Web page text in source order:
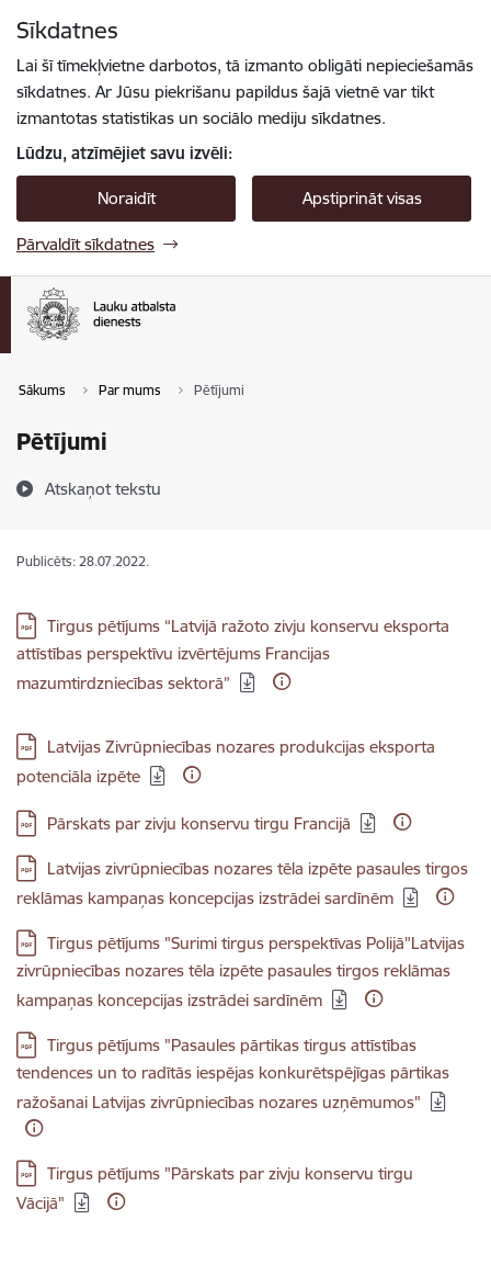
Sīkdatnes
Lai šī tīmekļvietne darbotos, tā izmanto obligāti nepieciešamās
sīkdatnes. Ar Jūsu piekrišanu papildus šajā vietnē var tikt
izmantotas statistikas un sociālo mediju sīkdatnes.
Lūdzu, atzīmējiet savu izvēli:
Noraidīt Apstiprināt visas
Pārvaldīt sīkdatnes
Sākums Par mums Pētījumi
Pētījumi
Atskaņot tekstu
Publicēts: 28.07.2022.
Lejupielādēt:
Tirgus pētījums “Latvijā ražoto zivju konservu eksporta
attīstības perspektīvu izvērtējums Francijas
mazumtirdzniecības sektorā”
Lejupielādēt:
Latvijas Zivrūpniecības nozares produkcijas eksporta
potenciāla izpēte
Lejupielādēt:
Pārskats par zivju konservu tirgu Francijā
Lejupielādēt:
Latvijas zivrūpniecības nozares tēla izpēte pasaules tirgos
reklāmas kampaņas koncepcijas izstrādei sardīnēm
Lejupielādēt:
Tirgus pētījums "Surimi tirgus perspektīvas Polijā"Latvijas
zivrūpniecības nozares tēla izpēte pasaules tirgos reklāmas
kampaņas koncepcijas izstrādei sardīnēm
Lejupielādēt:
Tirgus pētījums "Pasaules pārtikas tirgus attīstības
tendences un to radītās iespējas konkurētspējīgas pārtikas
ražošanai Latvijas zivrūpniecības nozares uzņēmumos"
Lejupielādēt:
Tirgus pētījums "Pārskats par zivju konservu tirgu
Vācijā"